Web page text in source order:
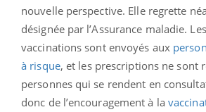
nouvelle perspective. Elle regrette
désignée par l’Assurance maladie.
vaccinations sont envoyés aux
à risque, et les prescriptions ne sont
personnes qui se rendent en
donc de l’encouragement à la